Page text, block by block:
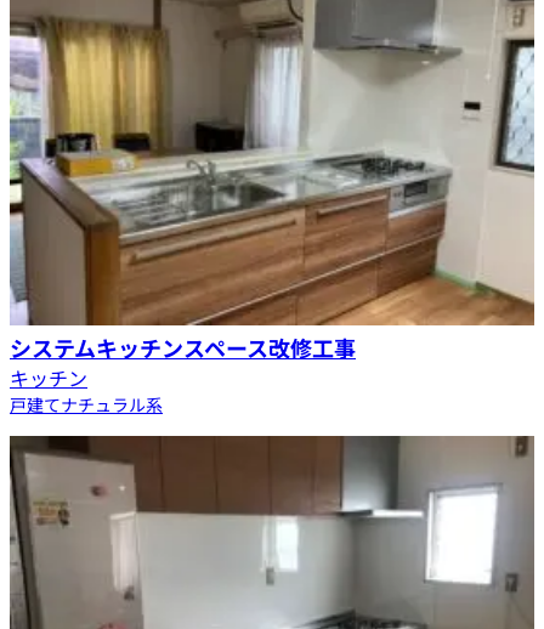
システムキッチンスペース改修工事
キッチン
戸建てナチュラル系